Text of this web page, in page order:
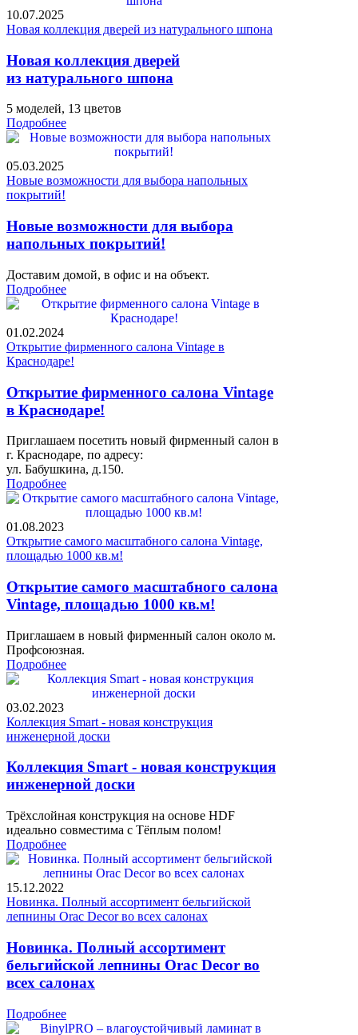
10.07.2025
Новая коллекция дверей из натурального шпона
Новая коллекция дверей
из натурального шпона
5 моделей, 13 цветов
Подробнее
05.03.2025
Новые возможности для выбора напольных
покрытий!
Новые возможности для выбора
напольных покрытий!
Доставим домой, в офис и на объект.
Подробнее
01.02.2024
Открытие фирменного салона Vintage в
Краснодаре!
Открытие фирменного салона Vintage
в Краснодаре!
Приглашаем посетить новый фирменный салон в
г. Краснодаре, по адресу:
ул. Бабушкина, д.150.
Подробнее
01.08.2023
Открытие самого масштабного салона Vintage,
площадью 1000 кв.м!
Открытие самого масштабного салона
Vintage, площадью 1000 кв.м!
Приглашаем в новый фирменный салон около м.
Профсоюзная.
Подробнее
03.02.2023
Коллекция Smart - новая конструкция
инженерной доски
Коллекция Smart - новая конструкция
инженерной доски
Трёхслойная конструкция на основе HDF
идеально совместима с Тёплым полом!
Подробнее
15.12.2022
Новинка. Полный ассортимент бельгийской
лепнины Orac Decor во всех салонах
Новинка. Полный ассортимент
бельгийской лепнины Orac Decor во
всех салонах
Подробнее